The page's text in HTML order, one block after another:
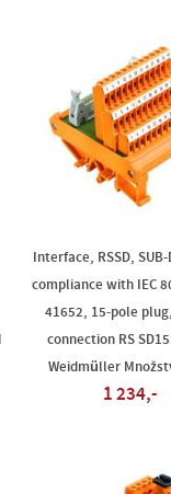
Interface, RSSD,
compliance with IEC
41652, 15-pole
connection RS
Weidmüller
1 234,-